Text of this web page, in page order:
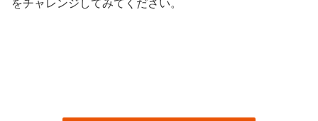
をチャレンジしてみてください。